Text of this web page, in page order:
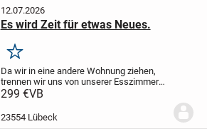
12.07.2026
Es wird Zeit für etwas Neues.
Merken
Da wir in eine andere Wohnung ziehen,
trennen wir uns von unserer Esszimmer
Garnitur. Einem Tisch und sechs Stühlen
299 €VB
23554 Lübeck